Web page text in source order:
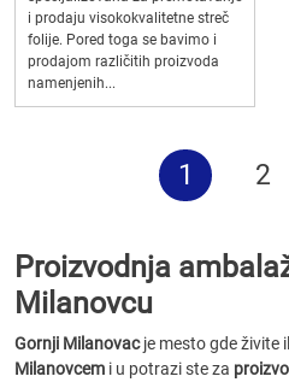
i prodaju visokokvalitetne streč
folije. Pored toga se bavimo i
prodajom različitih proizvoda
namenjenih...
1 2
Proizvodnja
Milanovcu
Gornji Milanovacje mesto gde živite
Milanovcem i u potrazi ste za